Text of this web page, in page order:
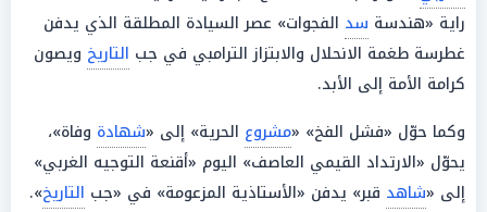
راية «هندسة سد الفجوات» عصر السيادة المطلقة الذي يدفن
غطرسة طغمة الانحلال والابتزاز الترامبي في جب التاريخ ويصون
كرامة الأمة إلى الأبد.
وكما حوّل «فشل الفخ» «مشروع الحرية» إلى «شهادة وفاة»،
يحوّل «الارتداد القيمي العاصف» اليوم «أقنعة التوجيه الغربي»
إلى «شاهد قبر» يدفن «الأستاذية المزعومة» في «جب التاريخ».